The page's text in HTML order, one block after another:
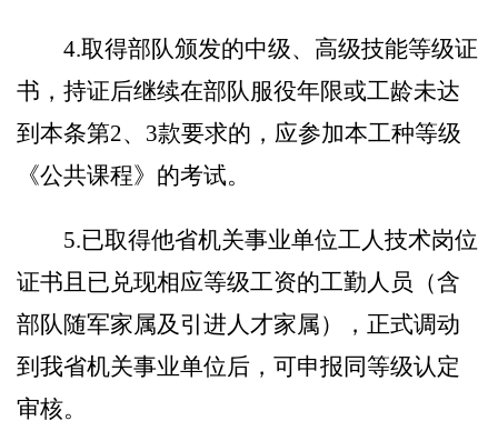
4.取得部队颁发的中级、高级技能等级证
书，持证后继续在部队服役年限或工龄未达
到 本条第2、 3款要求的，应参加本工种等级
《公共课程》的考试。
5.已取得他省机关事业单位工人技术岗位
证书且已兑现相应等级工资的工勤人员（含
部队随军家属及引进人才家属），正式调动
到我省机关事业单位后，可申报同等级认定
审核。